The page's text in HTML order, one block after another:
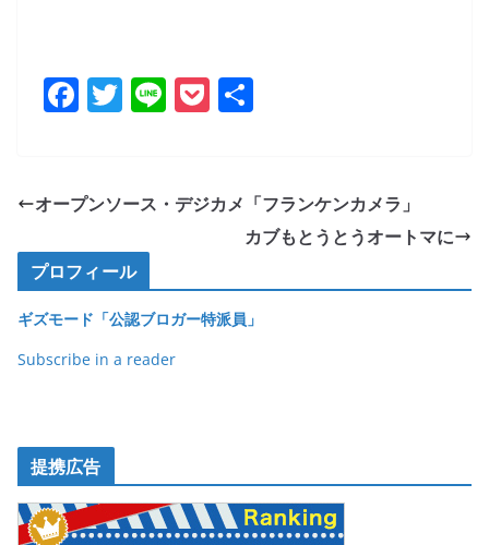
F
e
o
o
k
T
er
Li P
et
オープンソース・デジカメ「フランケンカメラ」
カブもとうとうオートマに
プロフィール
ギズモード「公認ブロガー特派員」
Subscribe in a reader
提携広告